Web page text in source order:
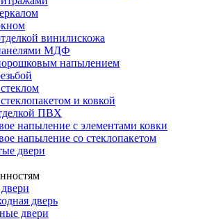
винилискожа
МДФ
напылением
и ковкой
ПВХ
напыление с элементами ковки
напыление со стеклопакетом
двери
дверь
двери